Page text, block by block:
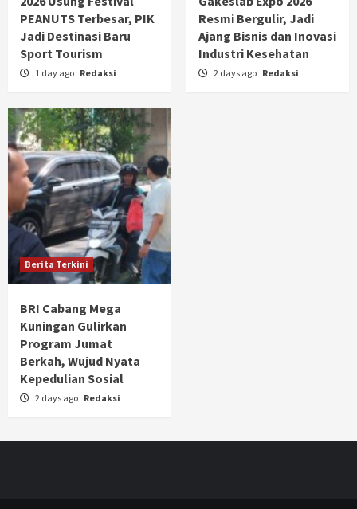
PEANUTS Terbesar, PIK
Jadi Destinasi Baru
Sport Tourism
1 day ago Redaksi
Resmi Bergulir, Jadi
Ajang Bisnis dan Inovasi
Industri Kesehatan
2 days ago Redaksi
Berita Terkini
BRI Cabang Mega
Kuningan Gulirkan
Program Jumat
Berkah, Wujud Nyata
Kepedulian Sosial
2 days ago Redaksi